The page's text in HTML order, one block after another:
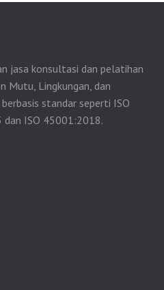
jasa konsultasi dan pelatihan
Mutu, Lingkungan, dan
standar seperti ISO
ISO 45001:2018.